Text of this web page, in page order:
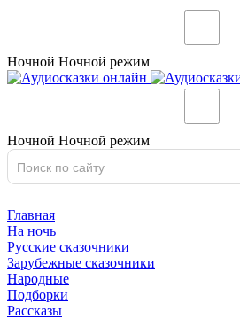
Ночной Ночной режим
Ночной Ночной режим
Главная
На ночь
Русские сказочники
Зарубежные сказочники
Народные
Подборки
Рассказы